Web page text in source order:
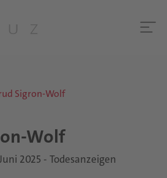
Sigron-Wolf
Wolf
2025 - Todesanzeigen